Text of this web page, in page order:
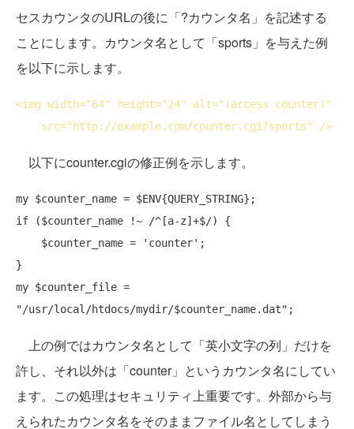
セスカウンタのURLの後に「?カウンタ名」を記述する
ことにします。カウンタ名として「sports」を与えた例
を以下に示します。
<img width="64" height="24" alt="(access counter)"
src="http://example.com/counter.cgi?sports" />
以下にcounter.cgiの修正例を示します。
my
if ($counter_name !~ /^[a-z]+$/) {
my
"/usr/local/htdocs/mydir/$counter_name.dat"
上の例ではカウンタ名として「英小文字の列」だけを
許し、それ以外は「counter」というカウンタ名にしてい
ます。この処理はセキュリティ上重要です。外部から与
えられたカウンタ名をそのままファイル名としてしまう